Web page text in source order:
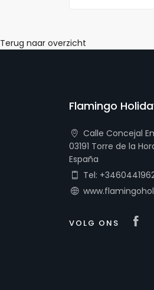
Terug naar overzicht
Flamingo
Calle Concejal
03191 Torre de la
España
Tel:
VOLG ONS